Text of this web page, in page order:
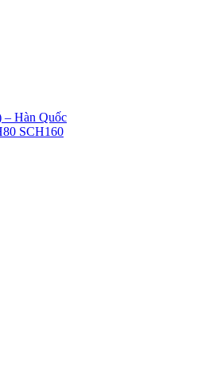
– Hàn Quốc
SCH160